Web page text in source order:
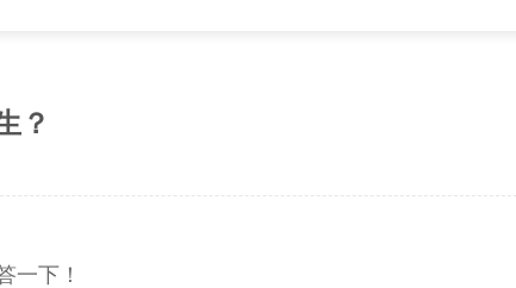
？
一下！